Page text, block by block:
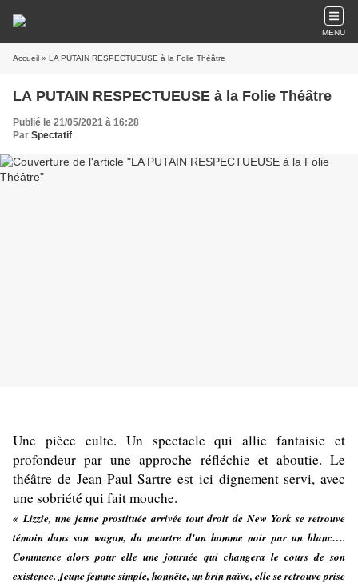
MENU
Accueil » LA PUTAIN RESPECTUEUSE à la Folie Théâtre
LA PUTAIN RESPECTUEUSE à la Folie Théâtre
Publié le 21/05/2021 à 16:28
Par Spectatif
Une pièce culte. Un spectacle qui allie fantaisie et
profondeur par une approche réfléchie et aboutie. Le
théâtre de Jean-Paul Sartre est ici dignement servi, avec
une sobriété qui fait mouche.
« Lizzie, une jeune prostituée arrivée tout droit de New York se retrouve
témoin dans son wagon, du meurtre d'un homme noir par un blanc….
Commence alors pour elle une journée qui changera le cours de son
existence. Jeune femme simple, honnête, un brin naïve, elle se retrouve prise